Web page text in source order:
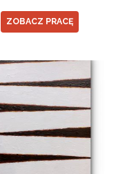
ZOBACZ PRACĘ